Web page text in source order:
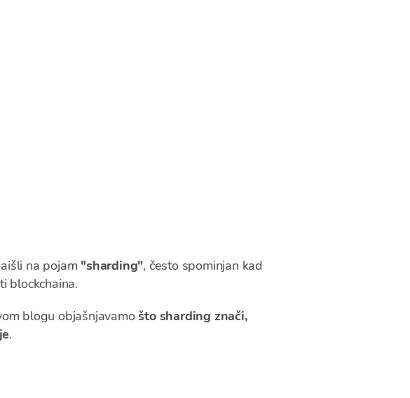
na pojam "sharding", često spominjan kad
blockchaina.
blogu objašnjavamošto sharding znači,
.